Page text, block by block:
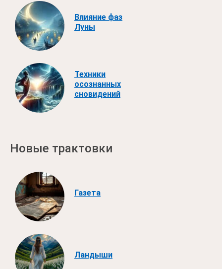
Влияние фаз
Луны
Техники
осознанных
сновидений
Новые трактовки
Газета
Ландыши